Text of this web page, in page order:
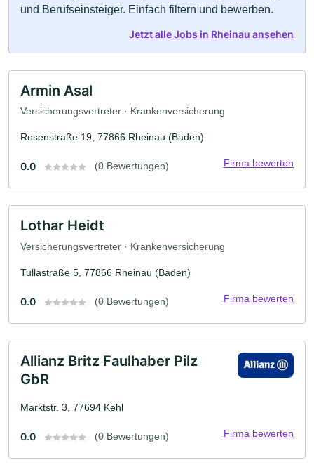
und Berufseinsteiger. Einfach filtern und bewerben.
Jetzt alle Jobs in Rheinau ansehen
Armin Asal
Versicherungsvertreter · Krankenversicherung
Rosenstraße 19, 77866 Rheinau (Baden)
0.0 (0 Bewertungen) Firma bewerten
Lothar Heidt
Versicherungsvertreter · Krankenversicherung
Tullastraße 5, 77866 Rheinau (Baden)
0.0 (0 Bewertungen) Firma bewerten
Allianz Britz Faulhaber Pilz
GbR
Marktstr. 3, 77694 Kehl
0.0 (0 Bewertungen) Firma bewerten